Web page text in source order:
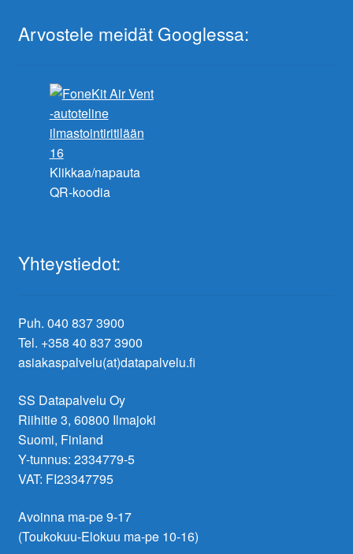
Arvostele meidät Googlessa:
Klikkaa/napauta
QR-koodia
Yhteystiedot:
Puh. 040 837 3900
Tel. +358 40 837 3900
asiakaspalvelu(at)datapalvelu.fi
SS Datapalvelu Oy
Riihitie 3, 60800 Ilmajoki
Suomi, Finland
Y-tunnus: 2334779-5
VAT: FI23347795
Avoinna ma-pe 9-17
(Toukokuu-Elokuu ma-pe 10-16)